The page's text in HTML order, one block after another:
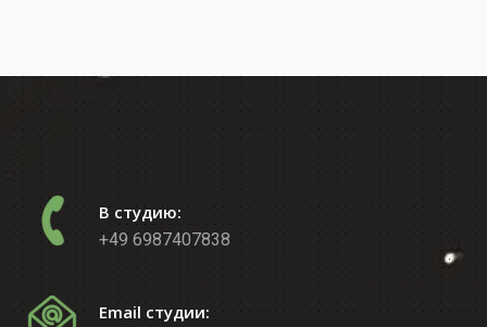
В студию:
+49 6987407838
Email студии: